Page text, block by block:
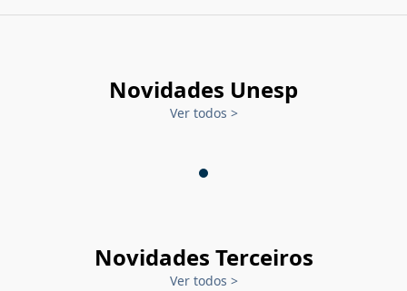
Novidades Unesp
Ver todos >
Novidades Terceiros
Ver todos >